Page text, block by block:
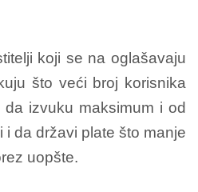
koji se na oglašavaju
što veći broj korisnika
izvuku maksimum i od
i da državi plate što manje
uopšte.